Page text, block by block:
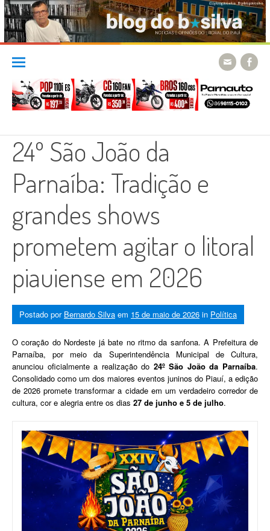
Skip
content
24º São João da
Parnaíba: Tradição e
grandes shows
prometem agitar o litoral
piauiense em 2026
Postado por Bernardo Silva em 15 de maio de 2026 in Política
O coração do Nordeste já bate no ritmo da sanfona. A Prefeitura de
Parnaíba, por meio da Superintendência Municipal de Cultura,
anunciou oficialmente a realização do 24º São João da Parnaíba.
Consolidado como um dos maiores eventos juninos do Piauí, a edição
de 2026 promete transformar a cidade em um verdadeiro corredor de
cultura, cor e alegria entre os dias 27 de junho e 5 de julho.